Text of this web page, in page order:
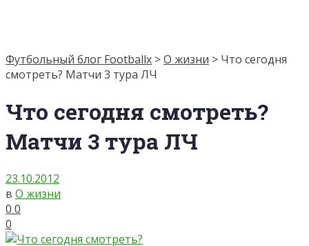
Футбольный блог Footballx >О жизни > Что сегодня
смотреть? Матчи 3 тура ЛЧ
Что сегодня смотреть?
Матчи 3 тура ЛЧ
23.10.2012
в О жизни
0 0
0